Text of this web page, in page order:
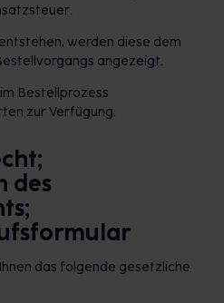
werden diese dem
angezeigt.
Bestellprozess
zur Verfügung.
des
das folgende gesetzliche